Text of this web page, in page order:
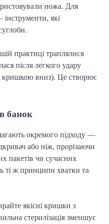
ножа. Для
які
практиці траплялися
після легкого удару
кришкою вниз). Це створює
банок
окремого підходу —
або ніж, прорізаючи
пакетів чи сучасних
ті ж принципи хватки та
якісні кришки з
стерилізація зменшує